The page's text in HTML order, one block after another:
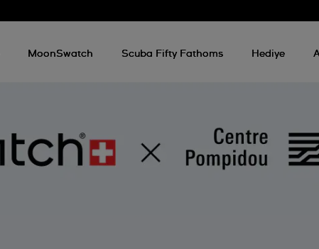
MoonSwatch Scuba Fifty Fathoms Hediye